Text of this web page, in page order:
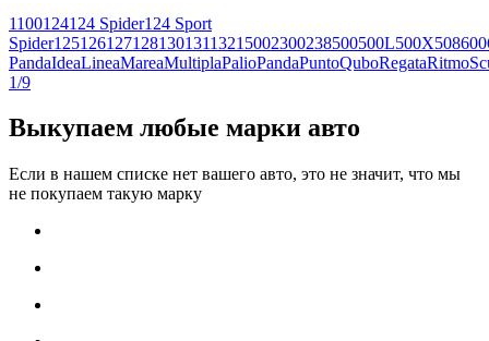
1100124124 Spider124 Sport
Spider12512612712813013113215002300238500500L500X508600
PandaIdeaLineaMareaMultiplaPalioPandaPuntoQuboRegataRitmo
1/9
Выкупаем любые марки авто
Если в нашем списке нет вашего авто, это не значит, что мы
не покупаем такую марку